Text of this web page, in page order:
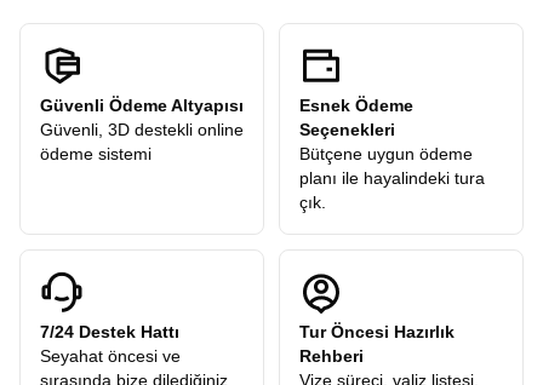
Güvenli Ödeme Altyapısı
Güvenli, 3D destekli online
ödeme sistemi
Esnek Ödeme
Seçenekleri
Bütçene uygun ödeme
planı ile hayalindeki tura
çık.
7/24 Destek Hattı
Seyahat öncesi ve
sırasında bize dilediğiniz
Tur Öncesi Hazırlık
Rehberi
Vize süreci, valiz listesi,